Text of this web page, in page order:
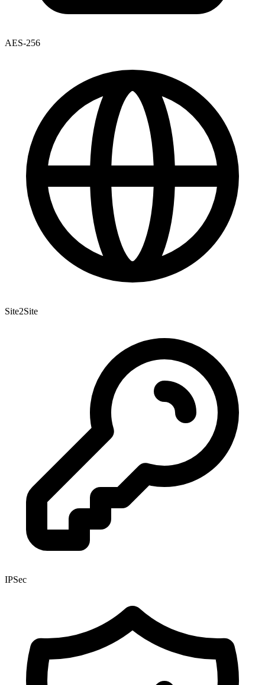
AES-256
Site2Site
IPSec